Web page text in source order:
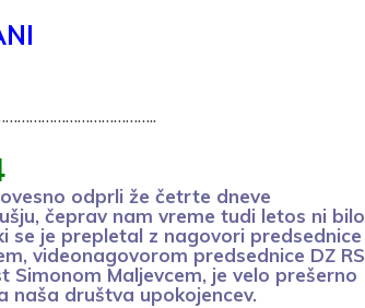
odprli že četrte dneve
čeprav nam vreme tudi letos ni bilo
se je prepletal z nagovori predsednice
videonagovorom predsednice DZ RS
Maljevcem, je velo prešerno
naša društva upokojencev.